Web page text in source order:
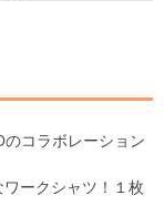
のコラボレーション
ークシャツ！１枚